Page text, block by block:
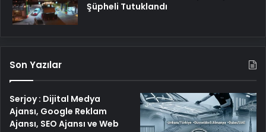
Şüpheli Tutuklandı
Son Yazılar
Serjoy : Dijital Medya
Ajansı, Google Reklam
Ajansı, SEO Ajansı ve Web